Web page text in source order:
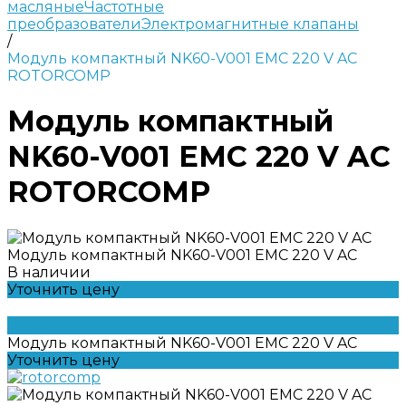
масляныеЧастотные
преобразователиЭлектромагнитные клапаны
/
Модуль компактный NK60-V001 EMC 220 V AC
ROTORCOMP
Модуль компактный
NK60-V001 EMC 220 V AC
ROTORCOMP
Модуль компактный NK60-V001 EMC 220 V AC
В наличии
Уточнить цену
Модуль компактный NK60-V001 EMC 220 V AC
Уточнить цену